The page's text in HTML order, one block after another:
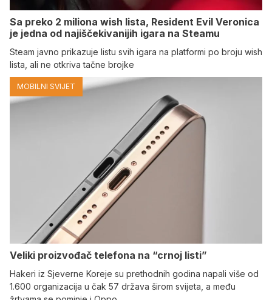
Sa preko 2 miliona wish lista, Resident Evil Veronica
je jedna od najiščekivanijih igara na Steamu
Steam javno prikazuje listu svih igara na platformi po broju wish
lista, ali ne otkriva tačne brojke
MOBILNI SVIJET
Veliki proizvođač telefona na “crnoj listi”
Hakeri iz Sjeverne Koreje su prethodnih godina napali više od
1.600 organizacija u čak 57 država širom svijeta, a među